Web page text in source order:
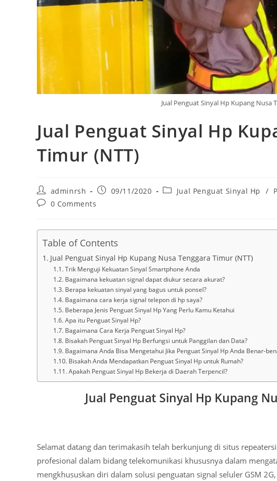
Jual Penguat Sinyal Hp Kupang Nusa
Jual Penguat Sinyal Hp
Timur (NTT)
Post
author:
adminrsh
Post09/11/2020
PostJual Penguat Sinyal Hp /
Post0 Comments
Table of Contents
Jual Penguat Sinyal Hp Kupang Nusa Tenggara Timur (NTT)
Trik Menguji Kekuatan Sinyal Smartphone Anda
Bagaimana kekuatan signal dapat diukur secara akurat?
Berapa kekuatan sinyal yang bagus untuk ponsel?
Bagaimana cara kerja signal telepon di hp saya?
Beberapa Jenis Penguat Sinyal Hp Yang Perlu Kamu Ketahui
Apa itu Penguat Sinyal Hp?
Bagaimana Cara Kerja Penguat Sinyal Hp?
Bisakah Penguat Sinyal Hp Berfungsi untuk Panggilan dan Data?
Bagaimana Anda Bisa Mengetahui Jika Penguat Sinyal Hp Anda Benar-
Bisakah Anda Mendapatkan Penguat Sinyal Hp untuk Rumah?
Apakah Penguat Sinyal Hp Bekerja di Daerah Terpencil?
Jual Penguat Sinyal Hp Kupang
Selamat datang dan terimakasih telah berkunjung di situs
profesional dalam bidang telekomunikasi khususnya dalam
mengkhususkan diri dalam solusi penguatan signal seluler GSM